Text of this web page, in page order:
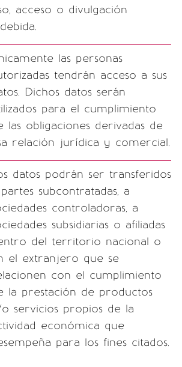
acceso o divulgación
las personas
tendrán acceso a sus
Dichos datos serán
para el cumplimiento
las obligaciones derivadas de
relación jurídica y comercial.
datos podrán ser transferidos
subcontratadas, a
controladoras, a
subsidiarias o afiliadas
del territorio nacional o
el extranjero que se
con el cumplimiento
la prestación de productos
servicios propios de la
económica que
para los fines citados.